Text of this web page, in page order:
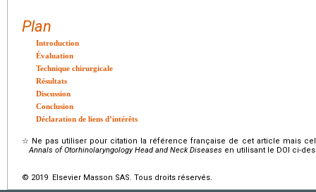
Plan
Introduction
Évaluation
Technique chirurgicale
Résultats
Discussion
Conclusion
Déclaration de liens d’intérêts
☆ Ne pas utiliser pour citation la référence française de cet article mais
Annals of Otorhinolaryngology Head and Neck Diseases en utilisant le DOI ci-
© 2019 Elsevier Masson SAS. Tous droits réservés.